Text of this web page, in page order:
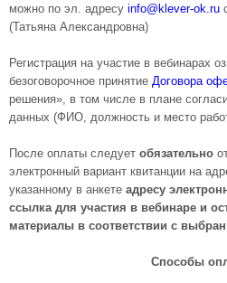
можно по эл. адресу info@klever-ok.ru
(Татьяна Александровна)
Регистрация на участие в вебинарах
безоговорочное принятие Договора
решения», в том числе в плане
данных (ФИО, должность и место
После оплаты следует обязательно
электронный вариант квитанции на
указанному в анкете адресу
ссылка для участия в вебинаре и
материалы в соответствии с
Способы